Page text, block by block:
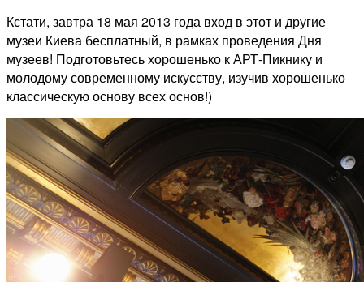
Кстати, завтра 18 мая 2013 года вход в этот и другие
музеи Киева бесплатный, в рамках проведения Дня
музеев! Подготовьтесь хорошенько к АРТ-Пикнику и
молодому современному искусству, изучив хорошенько
классическую основу всех основ!)